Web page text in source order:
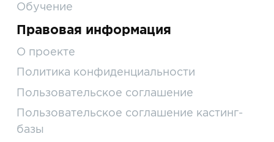
Обучение
Правовая информация
О проекте
Политика конфиденциальности
Пользовательское соглашение
Пользовательское соглашение кастинг-
базы